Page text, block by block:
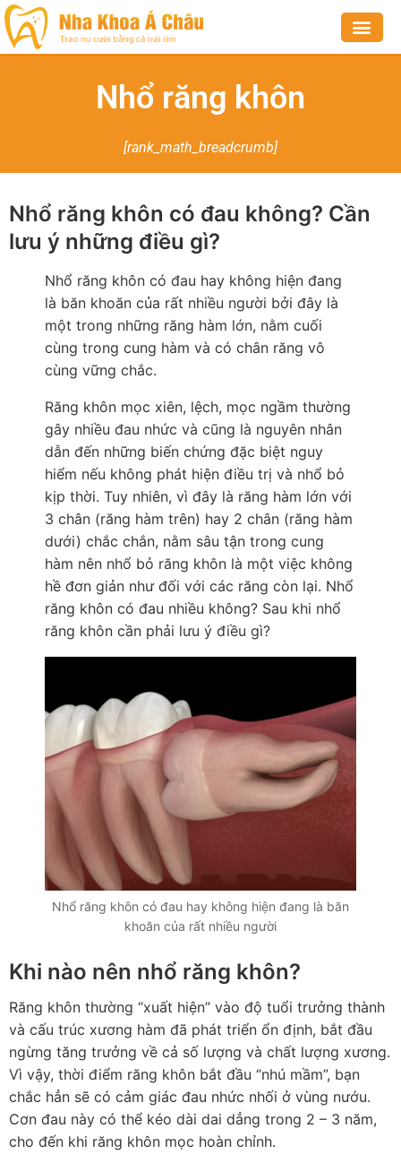
Nhổ răng khôn
[rank_math_breadcrumb]
Nhổ răng khôn có đau không? Cần
lưu ý những điều gì?
Nhổ răng khôn có đau hay không hiện đang
là băn khoăn của rất nhiều người bởi đây là
một trong những răng hàm lớn, nằm cuối
cùng trong cung hàm và có chân răng vô
cùng vững chắc.
Răng khôn mọc xiên, lệch, mọc ngầm thường
gây nhiều đau nhức và cũng là nguyên nhân
dẫn đến những biến chứng đặc biệt nguy
hiểm nếu không phát hiện điều trị và nhổ bỏ
kịp thời. Tuy nhiên, vì đây là răng hàm lớn với
3 chân (răng hàm trên) hay 2 chân (răng hàm
dưới) chắc chắn, nằm sâu tận trong cung
hàm nên nhổ bỏ răng khôn là một việc không
hề đơn giản như đối với các răng còn lại. Nhổ
răng khôn có đau nhiều không? Sau khi nhổ
răng khôn cần phải lưu ý điều gì?
Nhổ răng khôn có đau hay không hiện đang là băn
khoăn của rất nhiều người
Khi nào nên nhổ răng khôn?
Răng khôn thường “xuất hiện” vào độ tuổi trưởng thành
và cấu trúc xương hàm đã phát triển ổn định, bắt đầu
ngừng tăng trưởng về cả số lượng và chất lượng xương.
Vì vậy, thời điểm răng khôn bắt đầu “nhú mầm”, bạn
chắc hẳn sẽ có cảm giác đau nhức nhối ở vùng nướu.
Cơn đau này có thể kéo dài dai dẳng trong 2 – 3 năm,
cho đến khi răng khôn mọc hoàn chỉnh.